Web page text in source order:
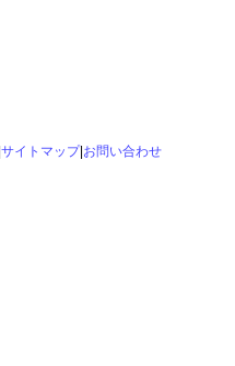
サイトマップ| お問い合わせ